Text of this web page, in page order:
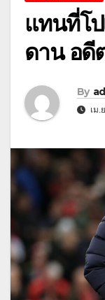
แทนที่โ
ดาน อดี
By
เม.